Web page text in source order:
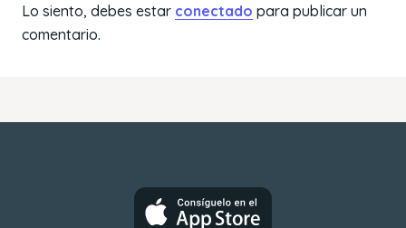
Lo siento, debes estar conectado para publicar un
comentario.